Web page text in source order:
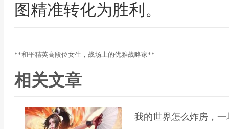
图精准转化为胜利。
**和平精英高段位女生，战场上的优雅战略家**
相关文章
我的世界怎么炸房，